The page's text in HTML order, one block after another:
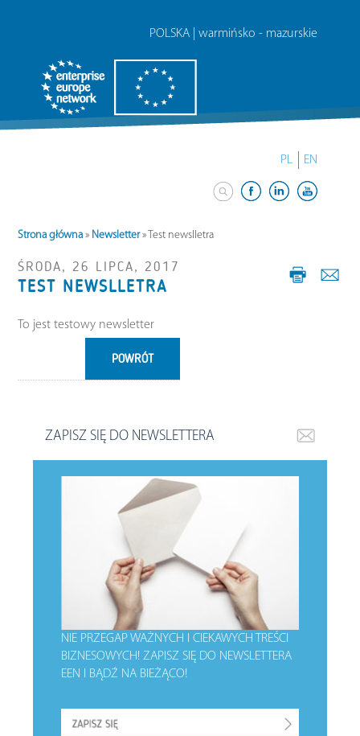
POLSKA | warmińsko - mazurskie
PL EN
Strona główna » Newsletter» Test newslletra
ŚRODA, 26 LIPCA, 2017
TEST NEWSLLETRA
To jest testowy newsletter
POWRÓT
ZAPISZ SIĘ DO NEWSLETTERA
NIE PRZEGAP WAŻNYCH I CIEKAWYCH TREŚCI
BIZNESOWYCH!ZAPISZ SIĘ DO NEWSLETTERA
EEN I BĄDŹ NA BIEŻĄCO!